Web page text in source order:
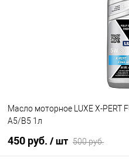
Масло моторное LUXE X-PERT
A5/B5 1л
450 руб. / шт 500 руб.